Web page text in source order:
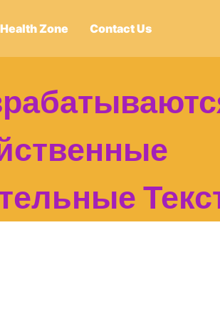
Health Zone Contact Us